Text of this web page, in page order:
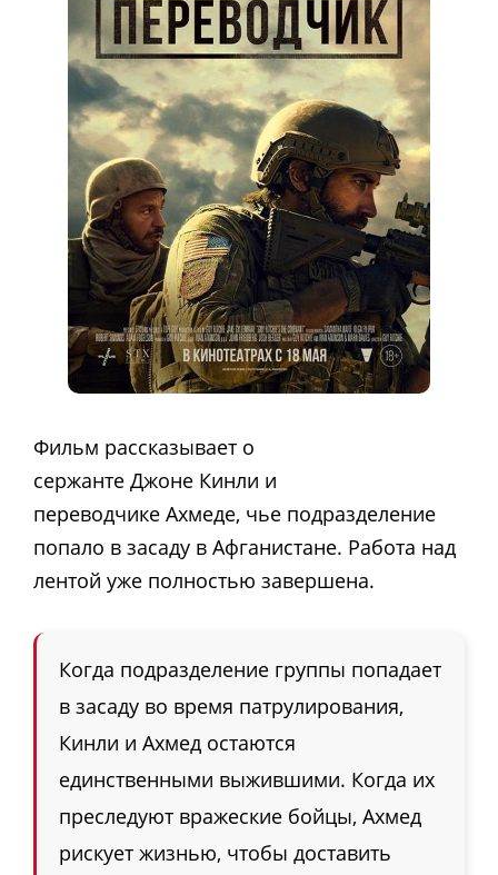
Фильм рассказывает о
сержанте Джоне Кинли и
переводчике Ахмеде, чье подразделение
попало в засаду в Афганистане. Работа над
лентой уже полностью завершена.
Когда подразделение группы попадает
в засаду во время патрулирования,
Кинли и Ахмед остаются
единственными выжившими. Когда их
преследуют вражеские бойцы, Ахмед
рискует жизнью, чтобы доставить